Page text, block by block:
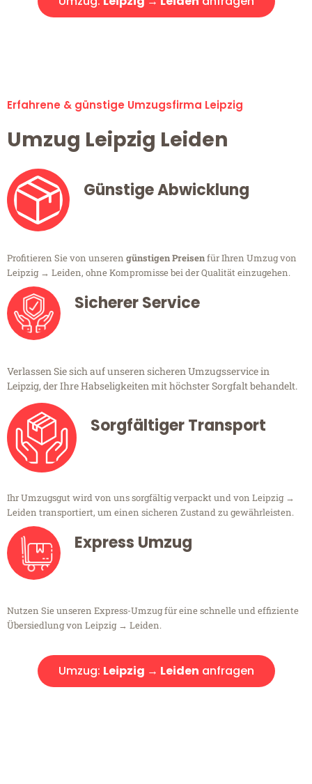
Erfahrene & günstige Umzugsfirma Leipzig
Umzug Leipzig Leiden
Günstige Abwicklung
Profitieren Sie von unseren günstigen Preisenfür Ihren Umzug von
Leipzig → Leiden, ohne Kompromisse bei der Qualität einzugehen.
Sicherer Service
Verlassen Sie sich auf unseren sicheren Umzugsservice in
Leipzig, der Ihre Habseligkeiten mit höchster Sorgfalt behandelt.
Sorgfältiger Transport
Ihr Umzugsgut wird von uns sorgfältig verpackt und von Leipzig →
Leiden transportiert, um einen sicheren Zustand zu gewährleisten.
Express Umzug
Nutzen Sie unseren Express-Umzug für eine schnelle und effiziente
Übersiedlung von Leipzig → Leiden.
Umzug: Leipzig → Leiden anfragen